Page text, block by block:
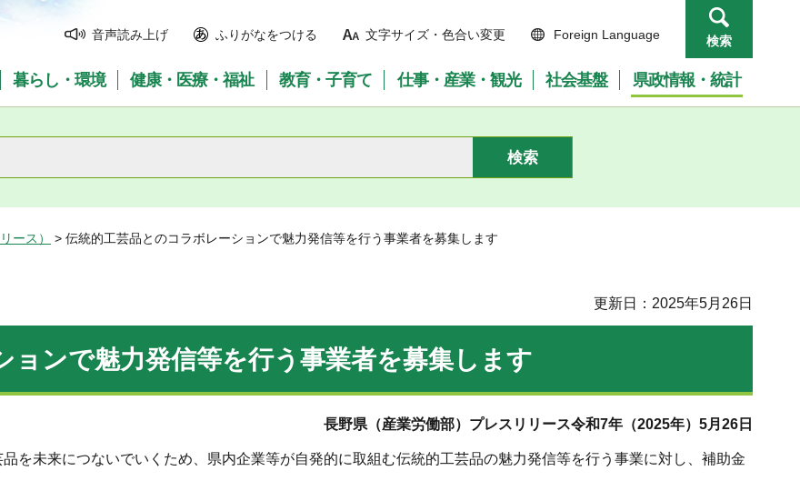
音声読み上げ ふりがなをつける 文字サイズ・色合い変更 Foreign Language 検索
暮らし・環境 健康・医療・福祉 教育・子育て 仕事・産業・観光 社会基盤 県政情報・統計
ース） > 伝統的工芸品とのコラボレーションで魅力発信等を行う事業者を募集します
更新日：2025年5月26日
ョンで魅力発信等を行う事業者を募集します
長野県（産業労働部）プレスリリース令和7年（2025年）5月26日
を未来につないでいくため、県内企業等が自発的に取組む伝統的工芸品の魅力発信等を行う事業に対し、補助金